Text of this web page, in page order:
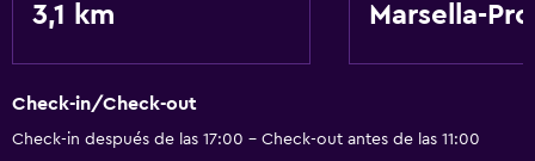
3,1 km Marsella-
Check-in/Check-out
Check-in después de las 17:00 - Check-out antes de las 11:00